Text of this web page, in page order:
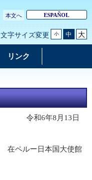
本文へ ESPAÑOL
文字サイズ変更 小 中 大
リンク
令和6年8月13日
在ペルー日本国大使館